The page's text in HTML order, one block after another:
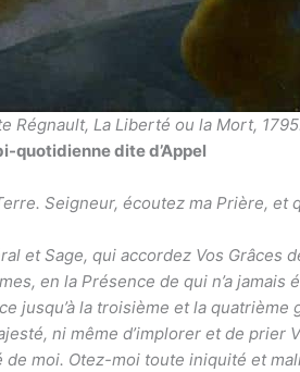
Régnault, La Liberté ou la Mort,
quotidienne dite d’Appel
Seigneur, écoutez ma Prière, et
et Sage, qui accordez Vos Grâces
en la Présence de qui n’a
jusqu’à la troisième et la
ni même d’implorer et de prier
moi. Otez-moi toute iniquité et